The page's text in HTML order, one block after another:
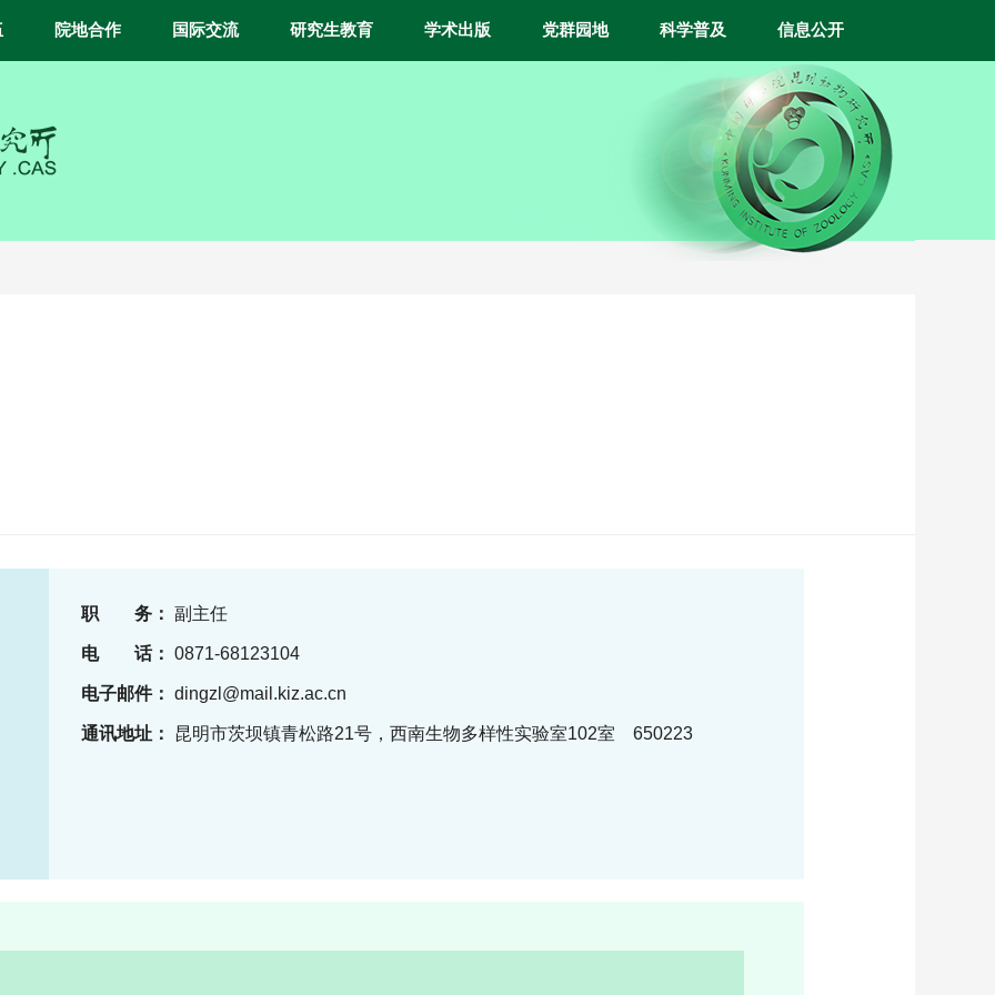
院地合作 国际交流 研究生教育 学术出版 党群园地 科学普及 信息公开
职 务： 副主任
电 话： 0871-68123104
电子邮件： dingzl@mail.kiz.ac.cn
通讯地址： 昆明市茨坝镇青松路21号，西南生物多样性实验室102室 650223